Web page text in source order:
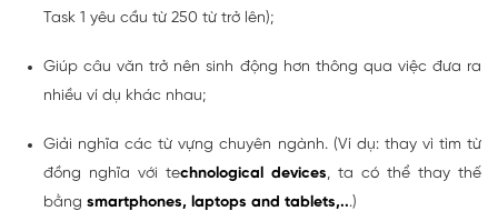
Task 1 yêu cầu từ 250 từ trở lên);
Giúp câu văn trở nên sinh động hơn thông qua việc đưa ra
nhiều ví dụ khác nhau;
Giải nghĩa các từ vựng chuyên ngành. (Ví dụ: thay vì tìm từ
đồng nghĩa với technological devices, ta có thể thay thế
bằng smartphones, laptops and tablets,...)